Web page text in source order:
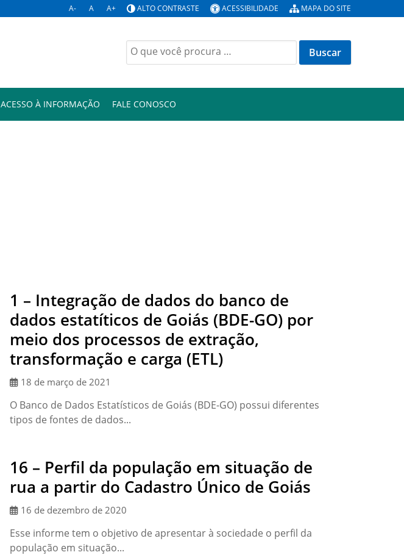
A- A A+ ALTO CONTRASTE ACESSIBILIDADE MAPA DO SITE
ACESSO À INFORMAÇÃO FALE CONOSCO
1 – Integração de dados do banco de
dados estatíticos de Goiás (BDE-GO) por
meio dos processos de extração,
transformação e carga (ETL)
18 de março de 2021
O Banco de Dados Estatísticos de Goiás (BDE-GO) possui diferentes
tipos de fontes de dados...
16 – Perfil da população em situação de
rua a partir do Cadastro Único de Goiás
16 de dezembro de 2020
Esse informe tem o objetivo de apresentar à sociedade o perfil da
população em situação...